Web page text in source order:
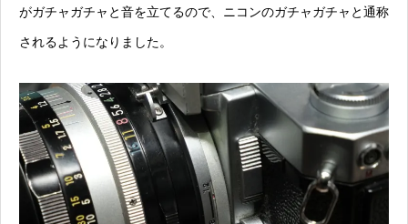
がガチャガチャと音を立てるので、ニコンのガチャガチャと通称
されるようになりました。